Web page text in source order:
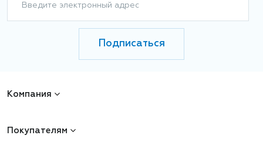
Введите электронный адрес
Подписаться
Компания
Покупателям